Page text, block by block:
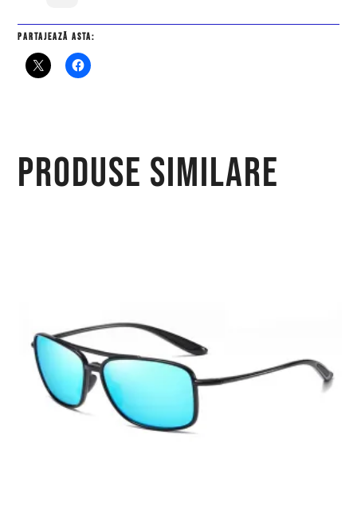
Partajează asta:
Produse similare